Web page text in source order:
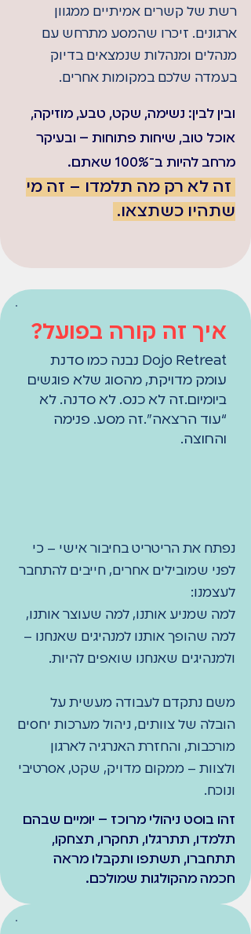
רשת של קשרים אמיתיים ממגוון
ארגונים. זיכרו שהמסע מתרחש עם
מנהלים ומנהלות שנמצאים בדיוק
בעמדה שלכם במקומות אחרים.
ובין לבין: נשימה, שקט, טבע, מוזיקה,
אוכל טוב, שיחות פתוחות – ובעיקר
מרחב להיות ב־100% שאתם.
זה לא רק מה תלמדו – זה מי
שתהיו כשתצאו.
איך זה קורה בפועל?
Dojo Retreat נבנה כמו סדנת
עומק מדויקת, מהסוג שלא פוגשים
ביומיום.זה לא כנס. לא סדנה. לא
“עוד הרצאה”.זה מסע. פנימה
והחוצה.
נפתח את הריטריט בחיבור אישי – כי
לפני שמובילים אחרים, חייבים להתחבר
לעצמנו:
למה שמניע אותנו, למה שעוצר אותנו,
למה שהופך אותנו למנהיגים שאנחנו –
ולמנהיגים שאנחנו שואפים להיות.
משם נתקדם לעבודה מעשית על
הובלה של צוותים, ניהול מערכות יחסים
מורכבות, והחזרת האנרגיה לארגון
ולצוות – ממקום מדויק, שקט, אסרטיבי
ונוכח.​​
זהו בוסט ניהולי מרוכז – יומיים שבהם
תלמדו, תתרגלו, תחקרו, תצחקו,
תתחברו, תשתפו ותקבלו מראה
חכמה מהקולגות שמולכם.